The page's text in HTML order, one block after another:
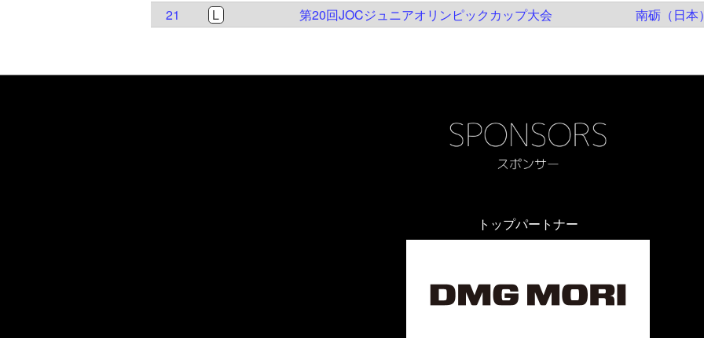
21
L 第20回JOCジュニアオリンピックカップ大会 南砺（日本）
トップパートナー